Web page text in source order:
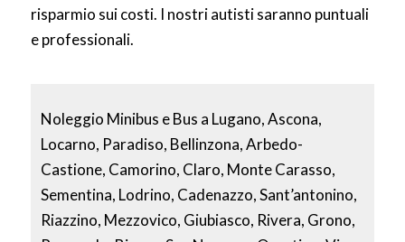
risparmio sui costi. I nostri autisti saranno puntuali
e professionali.
Noleggio Minibus e Bus a Lugano, Ascona,
Locarno, Paradiso, Bellinzona, Arbedo-
Castione, Camorino, Claro, Monte Carasso,
Sementina, Lodrino, Cadenazzo, Sant’antonino,
Riazzino, Mezzovico, Giubiasco, Rivera, Grono,